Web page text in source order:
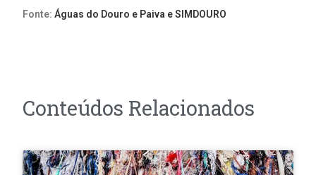
Fonte:Águas do Douro e Paiva e SIMDOURO
Conteúdos Relacionados